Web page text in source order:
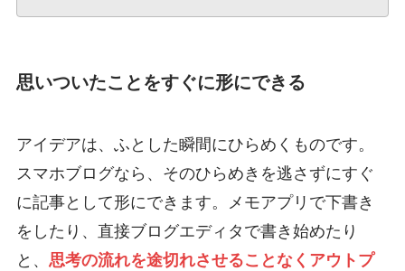
思いついたことをすぐに形にできる
アイデアは、ふとした瞬間にひらめくものです。
スマホブログなら、そのひらめきを逃さずにすぐ
に記事として形にできます。メモアプリで下書き
をしたり、直接ブログエディタで書き始めたり
と、 思考の流れを途切れさせることなくアウトプ